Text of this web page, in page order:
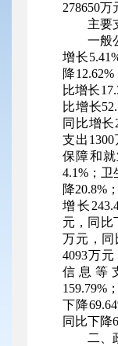
278650万
主要
一般
增长
降
比增长
比增长
同比增长
支出
保障和
4.1%；
降20.8%
增长
元，同比
万元，同
4093万
信息等
159.79%
下降
同比下降
二、